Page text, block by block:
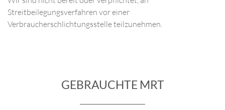
ERSATZTEILE MRT